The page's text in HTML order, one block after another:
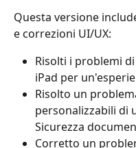
Questa versione
e correzioni UI/UX:
Risolti i problemi
iPad per
Risolto un
personalizzabili di
Sicurezza
Corretto un